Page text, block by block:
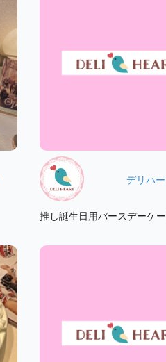
デリハ
推し誕生日用バースデーケ